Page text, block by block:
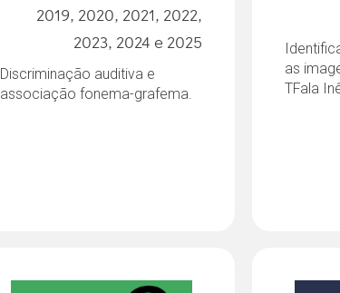
as
TFala
2019, 2020, 2021, 2022,
2023, 2024 e 2025
Discriminação auditiva e
associação fonema-grafema.